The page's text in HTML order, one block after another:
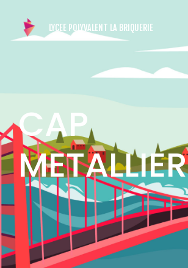
LYCEE POLYVALENT LA BRIQUERIE
CAP
METALLIER